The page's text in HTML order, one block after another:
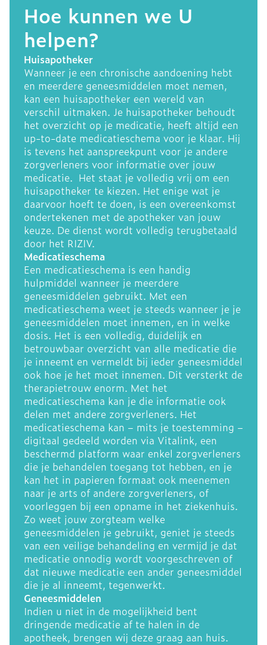
Hoe kunnen we U
helpen?
Huisapotheker
Wanneer je een chronische aandoening hebt
en meerdere geneesmiddelen moet nemen,
kan een huisapotheker een wereld van
verschil uitmaken. Je huisapotheker behoudt
het overzicht op je medicatie, heeft altijd een
up-to-date medicatieschema voor je klaar. Hij
is tevens het aanspreekpunt voor je andere
zorgverleners voor informatie over jouw
medicatie. Het staat je volledig vrij om een
huisapotheker te kiezen. Het enige wat je
daarvoor hoeft te doen, is een overeenkomst
ondertekenen met de apotheker van jouw
keuze. De dienst wordt volledig terugbetaald
door het RIZIV.
Medicatieschema
Een medicatieschema is een handig
hulpmiddel wanneer je meerdere
geneesmiddelen gebruikt. Met een
medicatieschema weet je steeds wanneer je je
geneesmiddelen moet innemen, en in welke
dosis. Het is een volledig, duidelijk en
betrouwbaar overzicht van alle medicatie die
je inneemt en vermeldt bij ieder geneesmiddel
ook hoe je het moet innemen. Dit versterkt de
therapietrouw enorm. Met het
medicatieschema kan je die informatie ook
delen met andere zorgverleners. Het
medicatieschema kan – mits je toestemming –
digitaal gedeeld worden via Vitalink, een
beschermd platform waar enkel zorgverleners
die je behandelen toegang tot hebben, en je
kan het in papieren formaat ook meenemen
naar je arts of andere zorgverleners, of
voorleggen bij een opname in het ziekenhuis.
Zo weet jouw zorgteam welke
geneesmiddelen je gebruikt, geniet je steeds
van een veilige behandeling en vermijd je dat
medicatie onnodig wordt voorgeschreven of
dat nieuwe medicatie een ander geneesmiddel
die je al inneemt, tegenwerkt.
Geneesmiddelen
Indien u niet in de mogelijkheid bent
dringende medicatie af te halen in de
apotheek, brengen wij deze graag aan huis.